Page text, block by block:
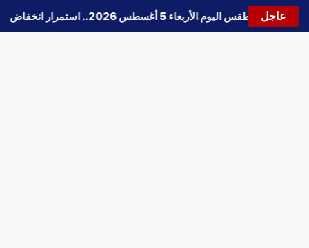
عاجل🔵 حالة الطقس اليوم الأربعاء 5 أغسطس 2026.. استمرار انخفاض الحرارة وتحذيرات من الشبورة واضطراب الملاحة